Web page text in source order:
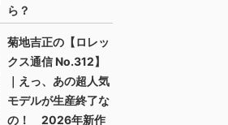
ら？
菊地吉正の【ロレッ
クス通信 No.312】
｜えっ、あの超人気
モデルが生産終了な
の！ 2026年新作